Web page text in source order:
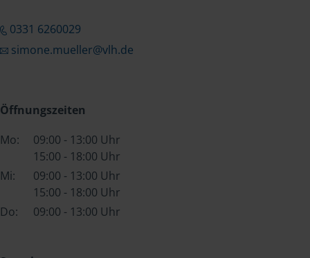
0331 6260029
simone.mueller@vlh.de
Öffnungszeiten
Mo:
09:00 - 13:00 Uhr
15:00 - 18:00 Uhr
Mi:
09:00 - 13:00 Uhr
15:00 - 18:00 Uhr
Do:
09:00 - 13:00 Uhr